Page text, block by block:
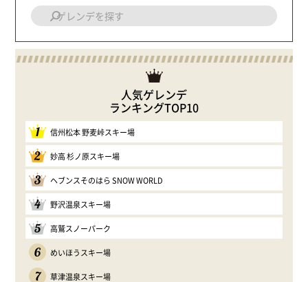
人気ゲレンデ
ランキングTOP10
1 信州松本 野麦峠スキー場
2 妙高 杉ノ原スキー場
3 ヘブンスそのはら SNOW WORLD
4 野沢温泉スキー場
5 高鷲スノーパーク
6 めいほうスキー場
7 草津温泉スキー場